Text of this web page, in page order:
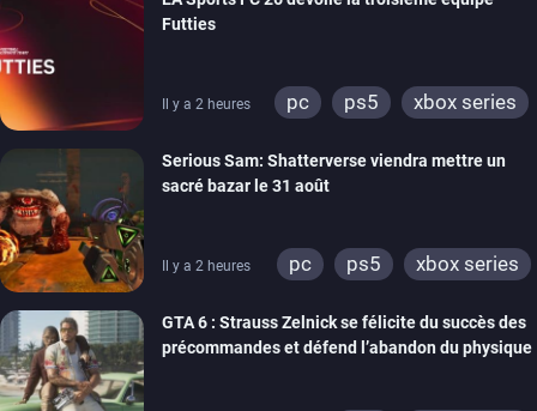
Futties
Il y a 2 heures pc ps5
xbox series
xbox one
switch 2
Serious Sam: Shatterverse viendra mettre un
sacré bazar le 31 août
Il y a 2 heures pc ps5 xbox series
GTA 6 : Strauss Zelnick se félicite du succès des
précommandes et défend l’abandon du physique